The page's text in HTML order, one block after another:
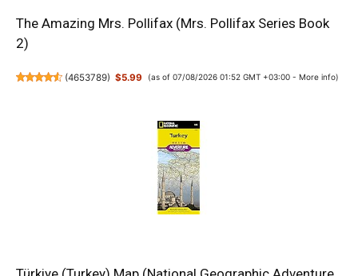
The Amazing Mrs. Pollifax (Mrs. Pollifax Series Book
2)
(4653789) $5.99 (as of 07/08/2026 01:52 GMT +03:00 - More info)